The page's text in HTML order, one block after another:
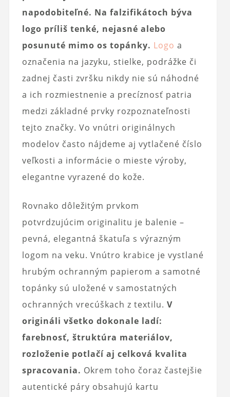
napodobiteľné. Na falzifikátoch býva
logo príliš tenké, nejasné alebo
posunuté mimo os topánky. Logo a
označenia na jazyku, stielke, podrážke či
zadnej časti zvršku nikdy nie sú náhodné
a ich rozmiestnenie a precíznosť patria
medzi základné prvky rozpoznateľnosti
tejto značky. Vo vnútri originálnych
modelov často nájdeme aj vytlačené číslo
veľkosti a informácie o mieste výroby,
elegantne vyrazené do kože.
Rovnako dôležitým prvkom
potvrdzujúcim originalitu je balenie –
pevná, elegantná škatuľa s výrazným
logom na veku. Vnútro krabice je vystlané
hrubým ochranným papierom a samotné
topánky sú uložené v samostatných
ochranných vrecúškach z textilu. V
origináli všetko dokonale ladí:
farebnosť, štruktúra materiálov,
rozloženie potlačí aj celková kvalita
spracovania. Okrem toho čoraz častejšie
autentické páry obsahujú kartu